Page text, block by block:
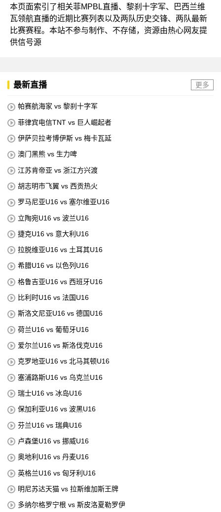
本页面索引了相关菲MPBL直播、黎刹十字军、巴西兰维
瓦领航直播的近期比赛列表以及两队历史交锋、两队最新
比赛赛程。本站不参与制作、不存储，资源由热心网友提
供信号源
最新直播 更多
帕赛航海家 vs 黎刹十字军
菲律宾电信TNT vs 巨人崛起者
伊萨贝拉考博伊斯 vs 梅卡瓦延
澳门黑熊 vs 生力啤
江苏肯帝亚 vs 浙江方兴渡
胡志明市飞翼 vs 西贡热火
罗马尼亚U16 vs 塞尔维亚U16
立陶宛U16 vs 波兰U16
捷克U16 vs 意大利U16
拉脱维亚U16 vs 土耳其U16
希腊U16 vs 以色列U16
格鲁吉亚U16 vs 西班牙U16
比利时U16 vs 法国U16
斯洛文尼亚U16 vs 德国U16
荷兰U16 vs 葡萄牙U16
爱尔兰U16 vs 斯洛伐克U16
克罗地亚U16 vs 北马其顿U16
塞浦路斯U16 vs 乌克兰U16
瑞士U16 vs 冰岛U16
保加利亚U16 vs 波黑U16
芬兰U16 vs 瑞典U16
卢森堡U16 vs 挪威U16
奥地利U16 vs 丹麦U16
英格兰U16 vs 匈牙利U16
明尼苏达天猫 vs 拉斯维加斯王牌
多纳尔格罗宁根 vs 斯皮洛夏勒罗伊